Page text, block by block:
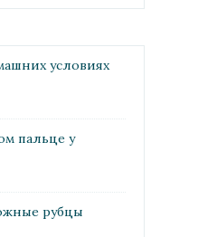
условиях
пальце у
рубцы